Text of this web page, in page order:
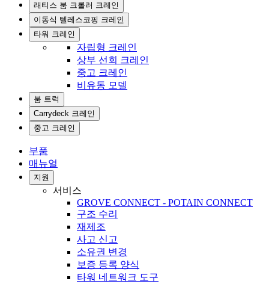
래티스 붐 크롤러 크레인
이동식 텔레스코핑 크레인
타워 크레인
자립형 크레인
상부 선회 크레인
중고 크레인
비유동 모델
붐 트럭
Carrydeck 크레인
중고 크레인
부품
매뉴얼
지원
서비스
GROVE CONNECT - POTAIN CONNECT
구조 수리
재제조
사고 신고
소유권 변경
보증 등록 양식
타워 네트워크 도구